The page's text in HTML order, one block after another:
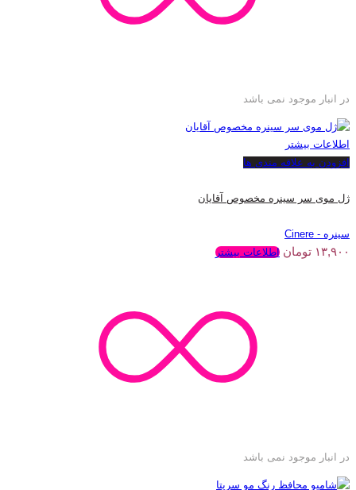
در انبار موجود نمی باشد
اطلاعات بیشتر
افزودن به علاقه مندی ها
ژل موی سر سینره مخصوص آقایان
سینره - Cinere
۱۳,۹۰۰ تومان اطلاعات بیشتر
در انبار موجود نمی باشد